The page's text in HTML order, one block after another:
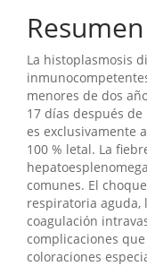
Resumen
La histoplasmosis
menores de dos
17 días después
es exclusivamente
100 % letal. La
comunes. El
respiratoria aguda,
coagulación
complicaciones
coloraciones